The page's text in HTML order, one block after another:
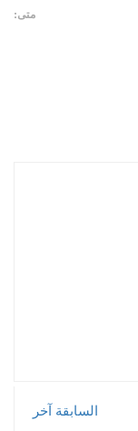
متى:
السابقة آخر